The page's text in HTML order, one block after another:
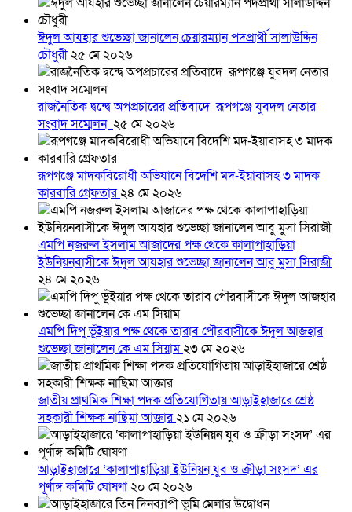
ঈদুল আযহার শুভেচ্ছা জানালেন চেয়ারম্যান পদপ্রার্থী সালাউদ্দিন
চৌধুরী২৫ মে ২০২৬
রাজনৈতিক দ্বন্দ্বে অপপ্রচারের প্রতিবাদে ‎রূপগঞ্জে যুবদল নেতার
সংবাদ সম্মেলন ‎ ২৫ মে ২০২৬
রূপগঞ্জে মাদকবিরোধী অভিযানে বিদেশি মদ-ইয়াবাসহ ৩ মাদক
কারবারি গ্রেফতার২৪ মে ২০২৬
এমপি নজরুল ইসলাম আজাদের পক্ষ থেকে কালাপাহাড়িয়া
ইউনিয়নবাসীকে ঈদুল আযহার শুভেচ্ছা জানালেন আবু মুসা সিরাজী
২৪ মে ২০২৬
এমপি দিপু ভূঁইয়ার পক্ষ থেকে তারাব পৌরবাসীকে ঈদুল আজহার
শুভেচ্ছা জানালেন কে এম সিয়াম২৩ মে ২০২৬
জাতীয় প্রাথমিক শিক্ষা পদক প্রতিযোগিতায় আড়াইহাজারে শ্রেষ্ঠ
সহকারী শিক্ষক নাছিমা আক্তার২১ মে ২০২৬
আড়াইহাজারে ‘কালাপাহাড়িয়া ইউনিয়ন যুব ও ক্রীড়া সংসদ’ এর
পূর্ণাঙ্গ কমিটি ঘোষণা২০ মে ২০২৬